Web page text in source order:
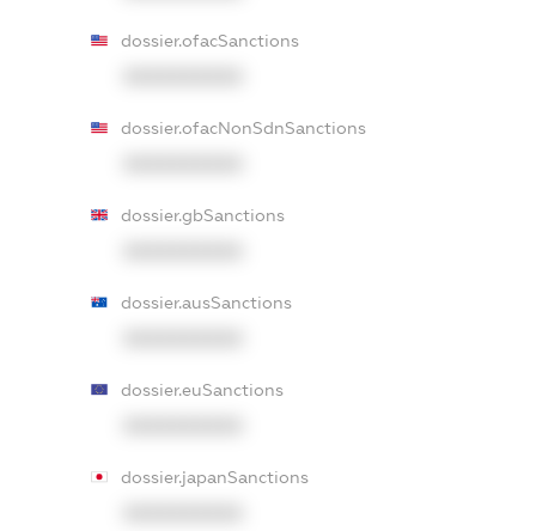
dossier.ofacSanctions
dossier.ofacNonSdnSanctions
dossier.gbSanctions
dossier.ausSanctions
dossier.euSanctions
dossier.japanSanctions